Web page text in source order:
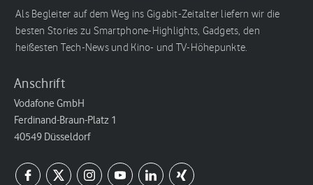
Als Begleiter auf dem Weg ins Gigabit-Zeitalter liefern wir die
besten Stories zu Smartphone-Highlights, Gadgets, den
heißesten Tech-News und Kino- und TV-Höhepunkte.
Anschrift
Vodafone GmbH
Ferdinand-Braun-Platz 1
40549 Düsseldorf